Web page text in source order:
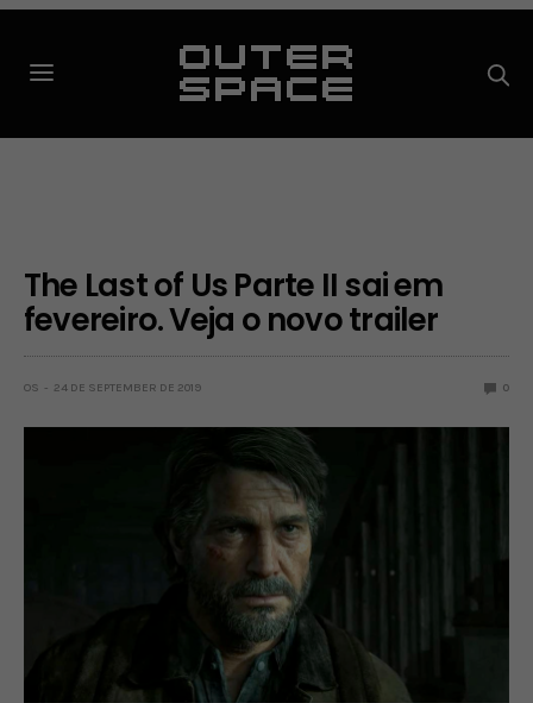
The Last of Us Parte II sai em
fevereiro. Veja o novo trailer
OS 24 DE SEPTEMBER DE 2019 0